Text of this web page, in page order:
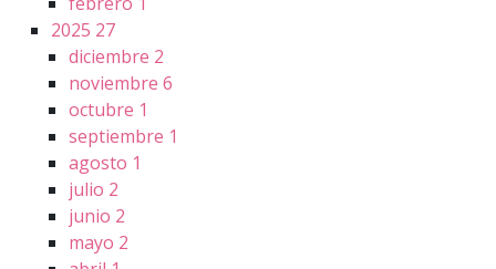
2025 27
diciembre 2
noviembre 6
octubre 1
septiembre 1
agosto 1
julio 2
junio 2
mayo 2